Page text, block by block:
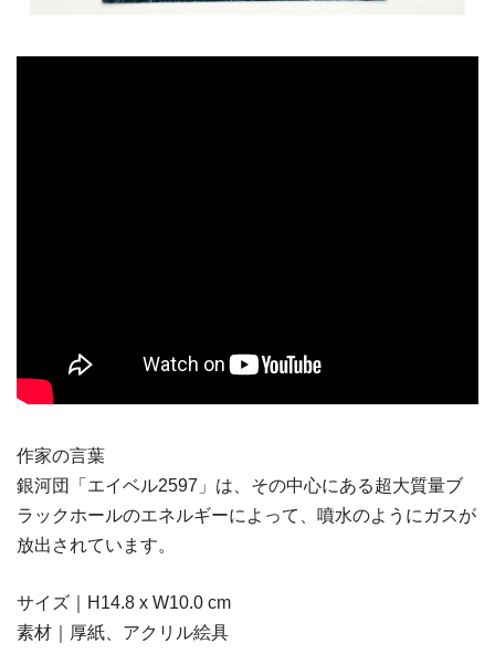
作家の言葉
銀河団「エイベル2597」は、その中心にある超大質量ブ
ラックホールのエネルギーによって、噴水のようにガスが
放出されています。
サイズ｜H14.8 x W10.0 cm
素材｜厚紙、アクリル絵具